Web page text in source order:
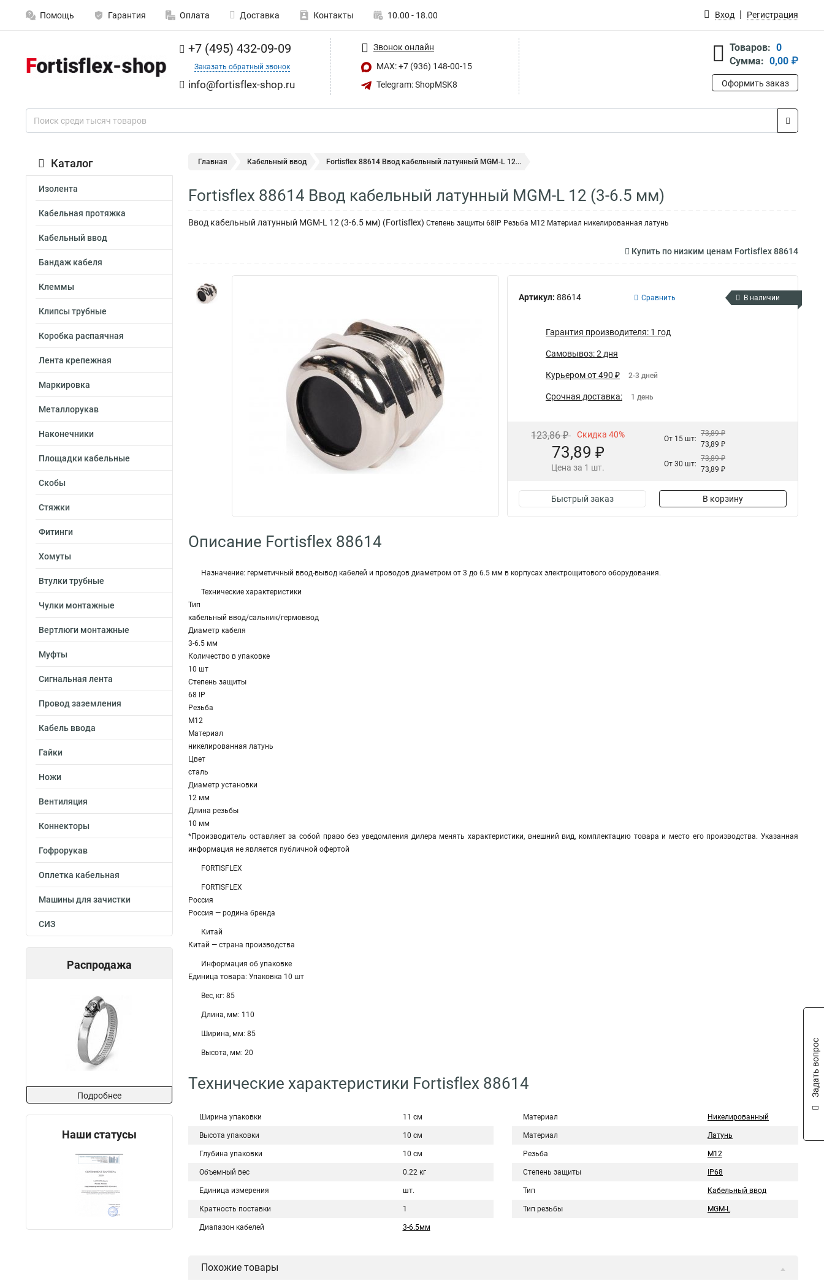
Помощь Гарантия Оплата Доставка Контакты 10.00 - 18.00 Вход Регистрация
+7 (495) 432-09-09
Заказать обратный звонок
info@fortisflex-shop.ru
Звонок онлайн
MAX: +7 (936) 148-00-15
Telegram: ShopMSK8
Товаров: 0
Сумма: 0,00 ₽
Оформить заказ
Каталог
Изолента
Кабельная протяжка
Кабельный ввод
Бандаж кабеля
Клеммы
Клипсы трубные
Коробка распаячная
Лента крепежная
Маркировка
Металлорукав
Наконечники
Площадки кабельные
Скобы
Стяжки
Фитинги
Хомуты
Втулки трубные
Чулки монтажные
Вертлюги монтажные
Муфты
Сигнальная лента
Провод заземления
Кабель ввода
Гайки
Ножи
Вентиляция
Коннекторы
Гофрорукав
Оплетка кабельная
Машины для зачистки
СИЗ
Распродажа
Подробнее
Наши статусы
Главная Кабельный ввод Fortisflex 88614 Ввод кабельный латунный МGM-L 12...
Fortisflex 88614 Ввод кабельный латунный МGM-L 12 (3-6.5 мм)
Ввод кабельный латунный МGM-L 12 (3-6.5 мм) (Fortisflex) Степень защиты 68IP Резьба M12 Материал никелированная латунь
Купить по низким ценам Fortisflex 88614
Артикул: 88614 Сравнить В наличии
Гарантия производителя: 1 год
Самовывоз: 2 дня
Курьером от 490 ₽ 2-3 дней
Срочная доставка: 1 день
123,86 ₽ Скидка 40%
73,89 ₽
Цена за 1 шт.
От 15 шт:
73,89 ₽
73,89 ₽
От 30 шт:
73,89 ₽
73,89 ₽
Быстрый заказ В корзину
Описание Fortisflex 88614
Назначение: герметичный ввод-вывод кабелей и проводов диаметром от 3 до 6.5 мм в корпусах электрощитового оборудования.
Технические характеристики
Тип
кабельный ввод/сальник/гермоввод
Диаметр кабеля
3-6.5 мм
Количество в упаковке
10 шт
Степень защиты
68 IP
Резьба
M12
Материал
никелированная латунь
Цвет
сталь
Диаметр установки
12 мм
Длина резьбы
10 мм
*Производитель оставляет за собой право без уведомления дилера менять характеристики, внешний вид, комплектацию товара и место его производства. Указанная
информация не является публичной офертой
FORTISFLEX
FORTISFLEX
Россия
Россия — родина бренда
Китай
Китай — страна производства
Информация об упаковке
Единица товара: Упаковка 10 шт
Вес, кг: 85
Длина, мм: 110
Ширина, мм: 85
Высота, мм: 20
Технические характеристики Fortisflex 88614
Ширина упаковки 11 см
Высота упаковки 10 см
Глубина упаковки 10 см
Объемный вес 0.22 кг
Единица измерения шт.
Кратность поставки 1
Диапазон кабелей 3-6.5мм
Материал Никелированный
Материал Латунь
Резьба M12
Степень защиты IP68
Тип Кабельный ввод
Тип резьбы МGM-L
Похожие товары
Задать вопрос